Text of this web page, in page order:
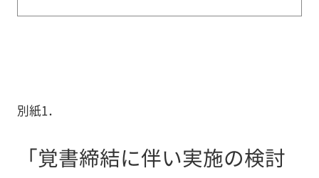
別紙1．
「覚書締結に伴い実施の検討